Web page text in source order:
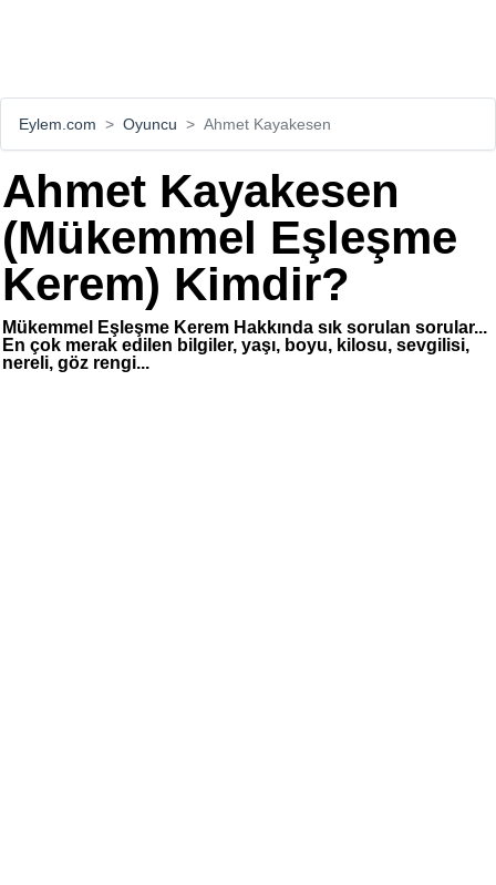
Eylem.com Oyuncu Ahmet Kayakesen
Ahmet Kayakesen
(Mükemmel Eşleşme
Kerem) Kimdir?
Mükemmel Eşleşme Kerem Hakkında sık sorulan sorular...
En çok merak edilen bilgiler, yaşı, boyu, kilosu, sevgilisi,
nereli, göz rengi...